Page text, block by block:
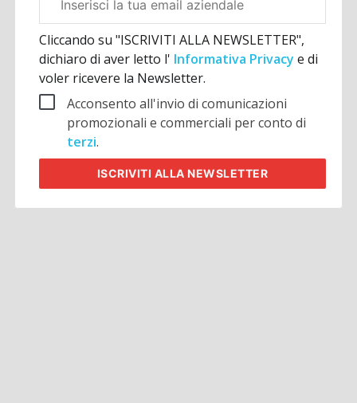
aziendale
Cliccando su "ISCRIVITI ALLA NEWSLETTER",
dichiaro di aver letto l' Informativa Privacye di
voler ricevere la Newsletter.
Acconsento all'invio di comunicazioni
promozionali e commerciali per conto di
terzi.
ISCRIVITI ALLA NEWSLETTER